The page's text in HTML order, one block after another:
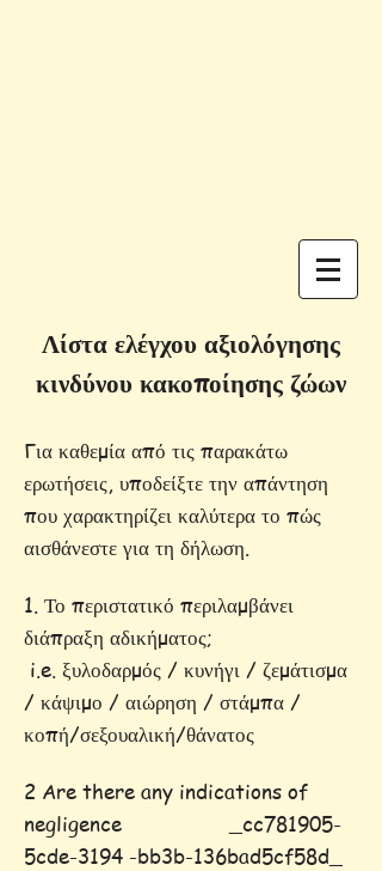
Λίστα ελέγχου αξιολόγησης
κινδύνου κακοποίησης ζώων
Για καθεμία από τις παρακάτω
ερωτήσεις, υποδείξτε την απάντηση
που χαρακτηρίζει καλύτερα το πώς
αισθάνεστε για τη δήλωση.
1. Το περιστατικό περιλαμβάνει
διάπραξη αδικήματος;
i.e. ξυλοδαρμός / κυνήγι / ζεμάτισμα
/ κάψιμο / αιώρηση / στάμπα /
κοπή/σεξουαλική/θάνατος
2 Are there any indications of
negligence _cc781905-
5cde-3194 -bb3b-136bad5cf58d_